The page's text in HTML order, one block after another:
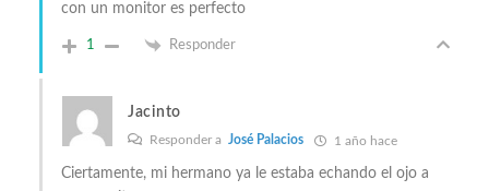
con un monitor es perfecto
1 Responder
Jacinto
Responder a José Palacios 1 año hace
Ciertamente, mi hermano ya le estaba echando el ojo a